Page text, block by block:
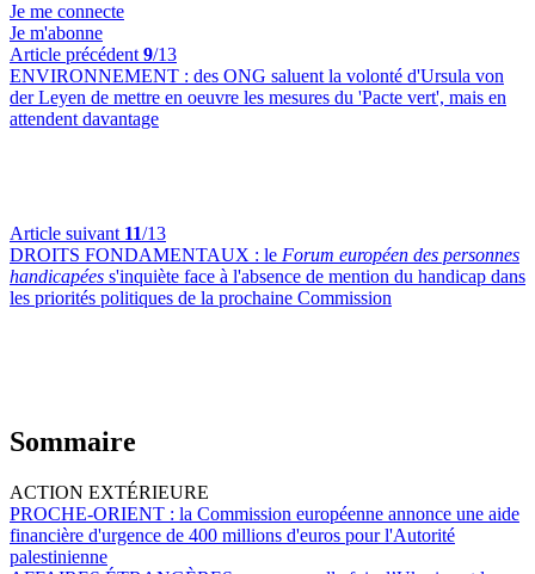
Je me connecte
Je m'abonne
Article précédent 9/13
ENVIRONNEMENT : des ONG saluent la volonté d'Ursula von
der Leyen de mettre en oeuvre les mesures du 'Pacte vert', mais en
attendent davantage
Article suivant 11/13
DROITS FONDAMENTAUX : le Forum européen des personnes
handicapées s'inquiète face à l'absence de mention du handicap dans
les priorités politiques de la prochaine Commission
Sommaire
ACTION EXTÉRIEURE
PROCHE-ORIENT : la Commission européenne annonce une aide
financière d'urgence de 400 millions d'euros pour l'Autorité
palestinienne